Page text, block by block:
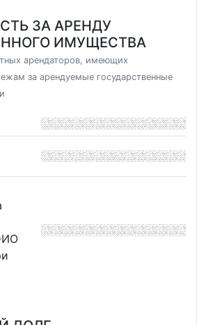
ЗА АРЕНДУ
ИМУЩЕСТВА
арендаторов, имеющих
за арендуемые государственные